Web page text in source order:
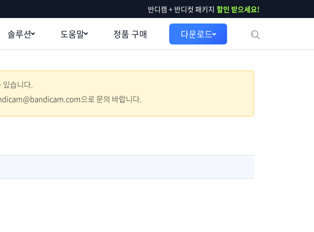
반디캠 + 반디컷 패키지 할인 받으세요!
솔루션 도움말 정품 구매 다운로드
있습니다.
으로 문의 바랍니다.